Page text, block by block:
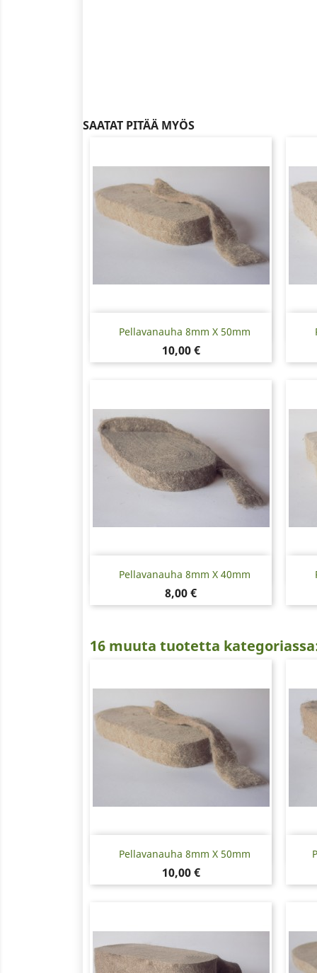
SAATAT PITÄÄ MYÖS
Pellavanauha 8mm X 50mm
Hinta
10,00 €
Pikakatselu
Pellavanauha 8mm X 40mm
Hinta
8,00 €
Pikakatselu
16 muuta tuotetta
Pellavanauha 8mm X 50mm
Hinta
10,00 €
Pikakatselu